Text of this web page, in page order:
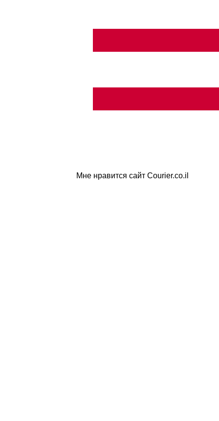
Мне нравится сайт Courier.co.il